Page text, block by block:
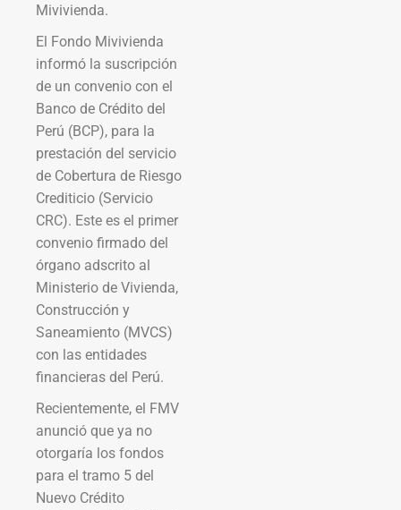
Mivivienda.
El Fondo Mivivienda
informó la suscripción
de un convenio con el
Banco de Crédito del
Perú (BCP), para la
prestación del servicio
de Cobertura de Riesgo
Crediticio (Servicio
CRC). Este es el primer
convenio firmado del
órgano adscrito al
Ministerio de Vivienda,
Construcción y
Saneamiento (MVCS)
con las entidades
financieras del Perú.
Recientemente, el FMV
anunció que ya no
otorgaría los fondos
para el tramo 5 del
Nuevo Crédito